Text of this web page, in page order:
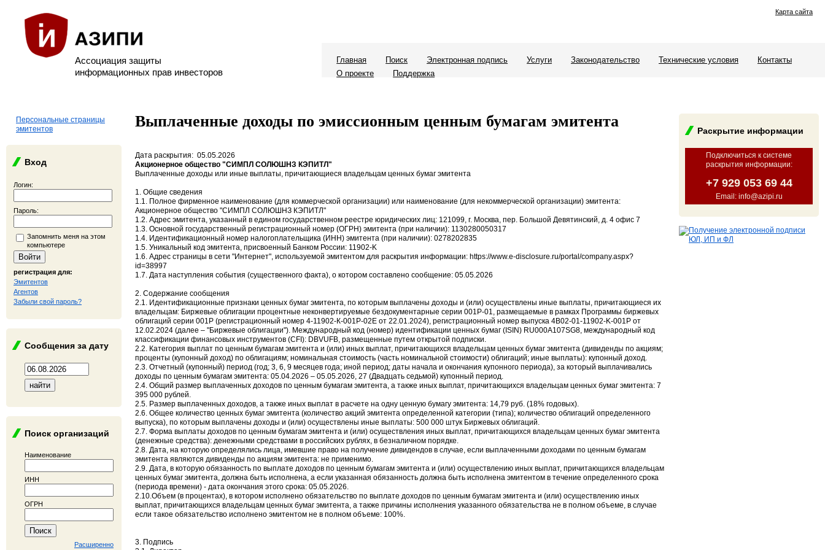
Ассоциация защиты
информационных прав инвесторов
Карта сайта
Главная Поиск Электронная подпись Услуги Законодательство Технические условия
Контакты
О проекте
Поддержка
Персональные страницы
эмитентов
Вход
Логин:
Пароль:
Запомнить меня на этом
компьютере
регистрация для:
Эмитентов
Агентов
Забыли свой пароль?
Сообщения за дату
Поиск организаций
Наименование
ИНН
ОГРН
Расширенно
Раскрытие информации
Подключиться к системе
раскрытия информации:
+7 929 053 69 44
Email: info@azipi.ru
Выплаченные доходы по эмиссионным ценным бумагам эмитента
Дата раскрытия: 05.05.2026
Акционерное общество "СИМПЛ СОЛЮШНЗ КЭПИТЛ"
Выплаченные доходы или иные выплаты, причитающиеся владельцам ценных бумаг эмитента
1. Общие сведения
1.1. Полное фирменное наименование (для коммерческой организации) или наименование (для некоммерческой организации) эмитента:
Акционерное общество "СИМПЛ СОЛЮШНЗ КЭПИТЛ"
1.2. Адрес эмитента, указанный в едином государственном реестре юридических лиц: 121099, г. Москва, пер. Большой Девятинский, д. 4 офис 7
1.3. Основной государственный регистрационный номер (ОГРН) эмитента (при наличии): 1130280050317
1.4. Идентификационный номер налогоплательщика (ИНН) эмитента (при наличии): 0278202835
1.5. Уникальный код эмитента, присвоенный Банком России: 11902-K
1.6. Адрес страницы в сети "Интернет", используемой эмитентом для раскрытия информации: https://www.e-disclosure.ru/portal/company.aspx?
id=38997
1.7. Дата наступления события (существенного факта), о котором составлено сообщение: 05.05.2026
2. Содержание сообщения
2.1. Идентификационные признаки ценных бумаг эмитента, по которым выплачены доходы и (или) осуществлены иные выплаты, причитающиеся их
владельцам: Биржевые облигации процентные неконвертируемые бездокументарные серии 001Р-01, размещаемые в рамках Программы биржевых
облигаций серии 001P (регистрационный номер 4-11902-К-001P-02E от 22.01.2024), регистрационный номер выпуска 4B02-01-11902-K-001P от
12.02.2024 (далее – "Биржевые облигации"). Международный код (номер) идентификации ценных бумаг (ISIN) RU000A107SG8, международный код
классификации финансовых инструментов (CFI): DBVUFB, размещенные путем открытой подписки.
2.2. Категория выплат по ценным бумагам эмитента и (или) иных выплат, причитающихся владельцам ценных бумаг эмитента (дивиденды по акциям;
проценты (купонный доход) по облигациям; номинальная стоимость (часть номинальной стоимости) облигаций; иные выплаты): купонный доход.
2.3. Отчетный (купонный) период (год; 3, 6, 9 месяцев года; иной период; даты начала и окончания купонного периода), за который выплачивались
доходы по ценным бумагам эмитента: 05.04.2026 – 05.05.2026, 27 (Двадцать седьмой) купонный период.
2.4. Общий размер выплаченных доходов по ценным бумагам эмитента, а также иных выплат, причитающихся владельцам ценных бумаг эмитента: 7
395 000 рублей.
2.5. Размер выплаченных доходов, а также иных выплат в расчете на одну ценную бумагу эмитента: 14,79 руб. (18% годовых).
2.6. Общее количество ценных бумаг эмитента (количество акций эмитента определенной категории (типа); количество облигаций определенного
выпуска), по которым выплачены доходы и (или) осуществлены иные выплаты: 500 000 штук Биржевых облигаций.
2.7. Форма выплаты доходов по ценным бумагам эмитента и (или) осуществления иных выплат, причитающихся владельцам ценных бумаг эмитента
(денежные средства): денежными средствами в российских рублях, в безналичном порядке.
2.8. Дата, на которую определялись лица, имевшие право на получение дивидендов в случае, если выплаченными доходами по ценным бумагам
эмитента являются дивиденды по акциям эмитента: не применимо.
2.9. Дата, в которую обязанность по выплате доходов по ценным бумагам эмитента и (или) осуществлению иных выплат, причитающихся владельцам
ценных бумаг эмитента, должна быть исполнена, а если указанная обязанность должна быть исполнена эмитентом в течение определенного срока
(периода времени) - дата окончания этого срока: 05.05.2026.
2.10.Объем (в процентах), в котором исполнено обязательство по выплате доходов по ценным бумагам эмитента и (или) осуществлению иных
выплат, причитающихся владельцам ценных бумаг эмитента, а также причины исполнения указанного обязательства не в полном объеме, в случае
если такое обязательство исполнено эмитентом не в полном объеме: 100%.
3. Подпись